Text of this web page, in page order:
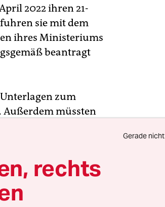
2022 ihren 21-
sie mit dem
ihres Ministeriums
beantragt
zum
Außerdem müssten
gemacht
griffen laut Gericht
gefährde
Bundeswehr.
des
Gerade nicht
rechts